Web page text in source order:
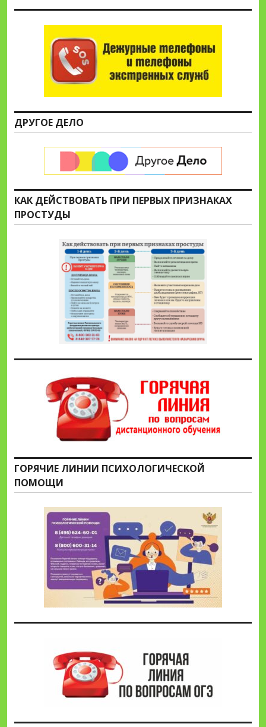
ДРУГОЕ ДЕЛО
КАК ДЕЙСТВОВАТЬ ПРИ ПЕРВЫХ ПРИЗНАКАХ
ПРОСТУДЫ
ГОРЯЧИЕ ЛИНИИ ПСИХОЛОГИЧЕСКОЙ
ПОМОЩИ